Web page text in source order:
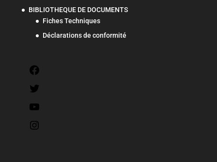
BIBLIOTHEQUE DE DOCUMENTS
Fiches Techniques
Déclarations de conformité